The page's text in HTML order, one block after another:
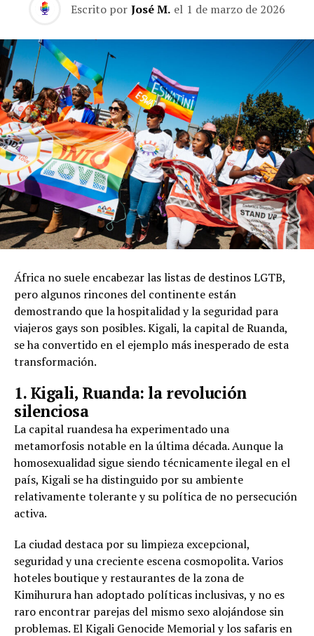
Escrito por José M. el 1 de marzo de 2026
África no suele encabezar las listas de destinos LGTB,
pero algunos rincones del continente están
demostrando que la hospitalidad y la seguridad para
viajeros gays son posibles. Kigali, la capital de Ruanda,
se ha convertido en el ejemplo más inesperado de esta
transformación.
1. Kigali, Ruanda: la revolución
silenciosa
La capital ruandesa ha experimentado una
metamorfosis notable en la última década. Aunque la
homosexualidad sigue siendo técnicamente ilegal en el
país, Kigali se ha distinguido por su ambiente
relativamente tolerante y su política de no persecución
activa.
La ciudad destaca por su limpieza excepcional,
seguridad y una creciente escena cosmopolita. Varios
hoteles boutique y restaurantes de la zona de
Kimihurura han adoptado políticas inclusivas, y no es
raro encontrar parejas del mismo sexo alojándose sin
problemas. El Kigali Genocide Memorial y los safaris en